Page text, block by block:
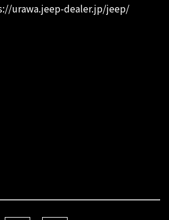
urawa.jeep-dealer.jp/jeep/